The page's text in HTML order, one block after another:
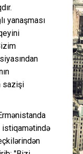
yanaşması
sazişi